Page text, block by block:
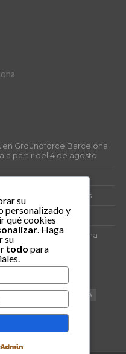
en Groundforce Barcelona
a partir del 4 de agosto
de los Ahogamientos
social 1936. Programa
CONFERENCIA
061 ANTI-MWC
su
personalizado y
qué cookies
. Haga
su
todo para